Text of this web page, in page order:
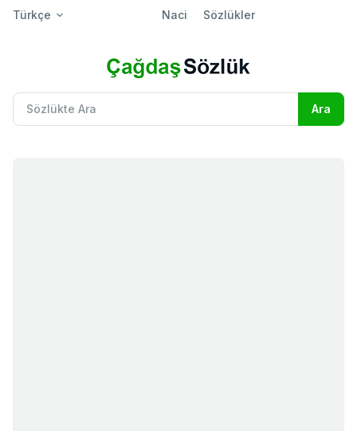
Türkçe Naci Sözlükler